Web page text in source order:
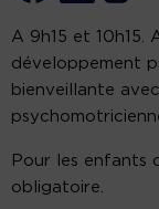
A 9h15 et 10h15.
développement
bienveillante
Pour les enfants
obligatoire.